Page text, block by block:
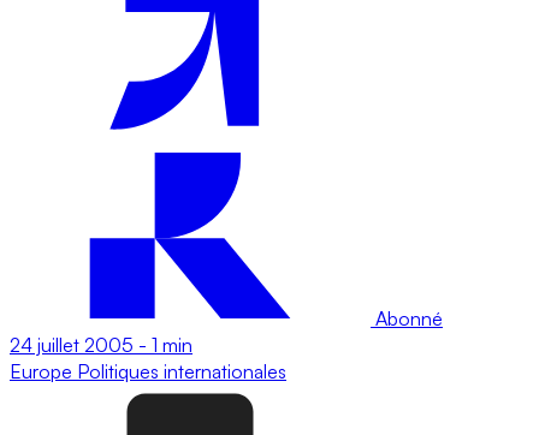
Abonné
24 juillet 2005 - 1 min
Europe Politiques internationales